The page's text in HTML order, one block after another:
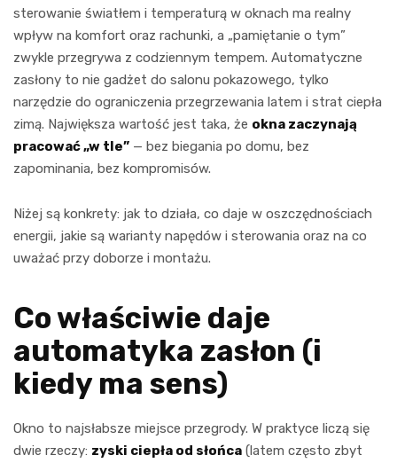
sterowanie światłem i temperaturą w oknach ma realny
wpływ na komfort oraz rachunki, a „pamiętanie o tym”
zwykle przegrywa z codziennym tempem. Automatyczne
zasłony to nie gadżet do salonu pokazowego, tylko
narzędzie do ograniczenia przegrzewania latem i strat ciepła
zimą. Największa wartość jest taka, że okna zaczynają
pracować „w tle” — bez biegania po domu, bez
zapominania, bez kompromisów.
Niżej są konkrety: jak to działa, co daje w oszczędnościach
energii, jakie są warianty napędów i sterowania oraz na co
uważać przy doborze i montażu.
Co właściwie daje
automatyka zasłon (i
kiedy ma sens)
Okno to najsłabsze miejsce przegrody. W praktyce liczą się
dwie rzeczy: zyski ciepła od słońca (latem często zbyt